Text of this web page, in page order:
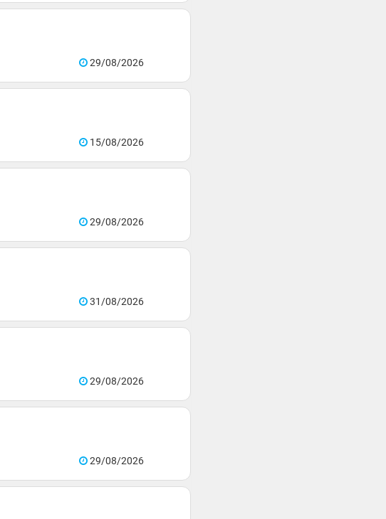
29/08/2026
15/08/2026
29/08/2026
31/08/2026
29/08/2026
29/08/2026